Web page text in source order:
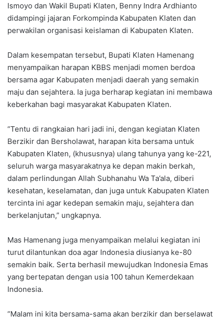
Ismoyo dan Wakil Bupati Klaten, Benny Indra Ardhianto
didampingi jajaran Forkompinda Kabupaten Klaten dan
perwakilan organisasi keislaman di Kabupaten Klaten.
Dalam kesempatan tersebut, Bupati Klaten Hamenang
menyampaikan harapan KBBS menjadi momen berdoa
bersama agar Kabupaten menjadi daerah yang semakin
maju dan sejahtera. Ia juga berharap kegiatan ini membawa
keberkahan bagi masyarakat Kabupaten Klaten.
“Tentu di rangkaian hari jadi ini, dengan kegiatan Klaten
Berzikir dan Bersholawat, harapan kita bersama untuk
Kabupaten Klaten, (khususnya) ulang tahunya yang ke-221,
seluruh warga masyarakatnya ke depan makin berkah,
dalam perlindungan Allah Subhanahu Wa Ta’ala, diberi
kesehatan, keselamatan, dan juga untuk Kabupaten Klaten
tercinta ini agar kedepan semakin maju, sejahtera dan
berkelanjutan,” ungkapnya.
Mas Hamenang juga menyampaikan melalui kegiatan ini
turut dilantunkan doa agar Indonesia diusianya ke-80
semakin baik. Serta berhasil mewujudkan Indonesia Emas
yang bertepatan dengan usia 100 tahun Kemerdekaan
Indonesia.
“Malam ini kita bersama-sama akan berzikir dan berselawat